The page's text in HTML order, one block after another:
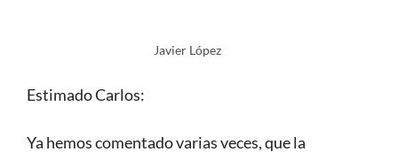
Javier López
Estimado Carlos:
Ya hemos comentado varias veces, que la